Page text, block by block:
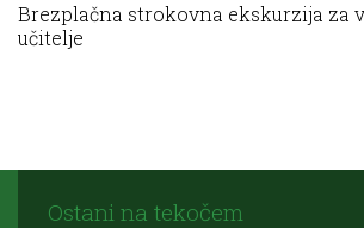
Brezplačna strokovna ekskurzija za
učitelje
Ostani na tekočem